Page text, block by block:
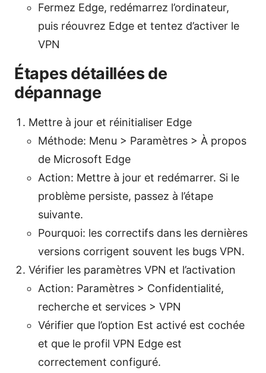
Fermez Edge, redémarrez l’ordinateur,
puis réouvrez Edge et tentez d’activer le
VPN
Étapes détaillées de
dépannage
Mettre à jour et réinitialiser Edge
Méthode: Menu > Paramètres > À propos
de Microsoft Edge
Action: Mettre à jour et redémarrer. Si le
problème persiste, passez à l’étape
suivante.
Pourquoi: les correctifs dans les dernières
versions corrigent souvent les bugs VPN.
Vérifier les paramètres VPN et l’activation
Action: Paramètres > Confidentialité,
recherche et services > VPN
Vérifier que l’option Est activé est cochée
et que le profil VPN Edge est
correctement configuré.